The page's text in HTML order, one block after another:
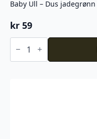
Baby Ull – Dus jadegrønn
kr 59
Baby
Ull
Dus